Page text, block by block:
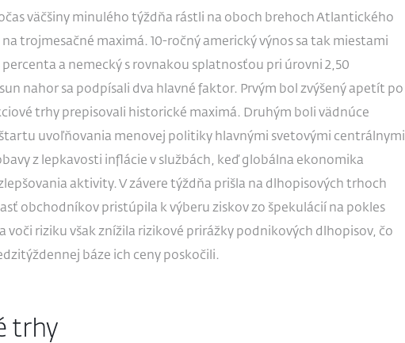
väčšiny minulého týždňa rástli na oboch brehoch Atlantického
na trojmesačné maximá. 10-ročný americký výnos sa tak miestami
a nemecký s rovnakou splatnosťou pri úrovni 2,50
nahor sa podpísali dva hlavné faktor. Prvým bol zvýšený apetít po
trhy prepisovali historické maximá. Druhým boli vädnúce
uvoľňovania menovej politiky hlavnými svetovými centrálnymi
z lepkavosti inflácie v službách, keď globálna ekonomika
aktivity. V závere týždňa prišla na dlhopisových trhoch
obchodníkov pristúpila k výberu ziskov zo špekulácií na pokles
voči riziku však znížila rizikové prirážky podnikových dlhopisov, čo
báze ich ceny poskočili.
trhy